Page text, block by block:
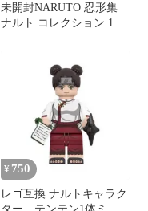
未開封NARUTO 忍形集
ナルト コレクション 10
¥ 750
レゴ互換 ナルトキャラク